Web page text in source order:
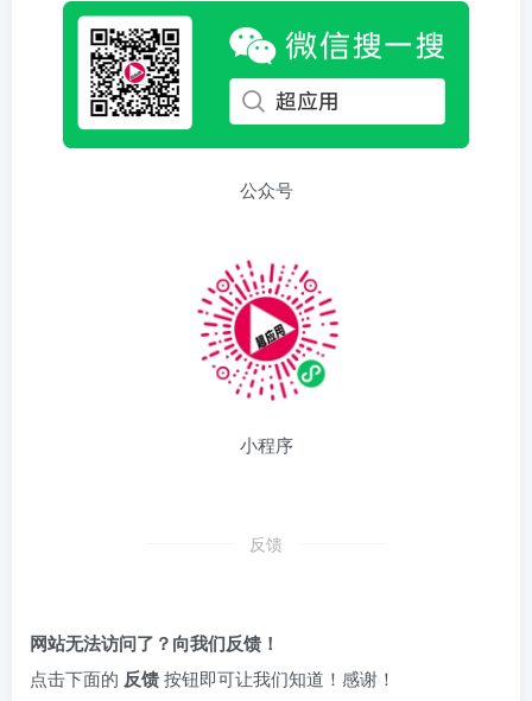
公众号
小程序
反馈
网站无法访问了？向我们反馈！
点击下面的 反馈按钮即可让我们知道！感谢！